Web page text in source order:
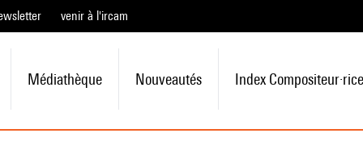
venir à l'ircam
Médiathèque Nouveautés Index Compositeur·rice